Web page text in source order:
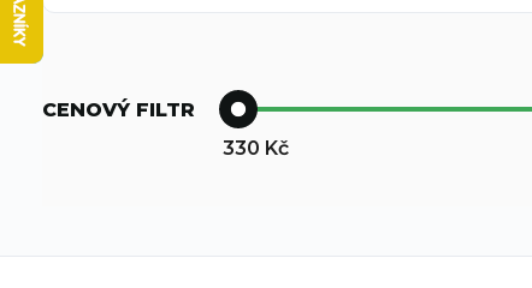
CENOVÝ FILTR
330 Kč